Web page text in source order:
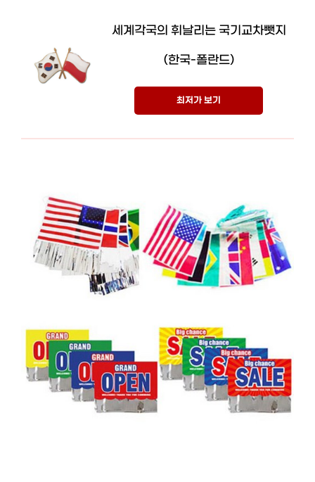
세계각국의 휘날리는 국기교차뺏지
(한국-폴란드)
최저가 보기